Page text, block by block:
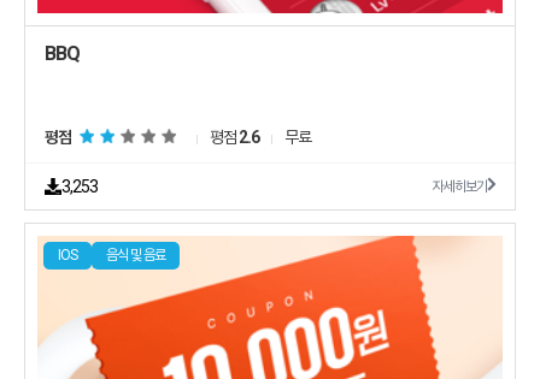
BBQ
평점 평점2.6 무료
3,253 자세히보기
IOS 음식 및 음료